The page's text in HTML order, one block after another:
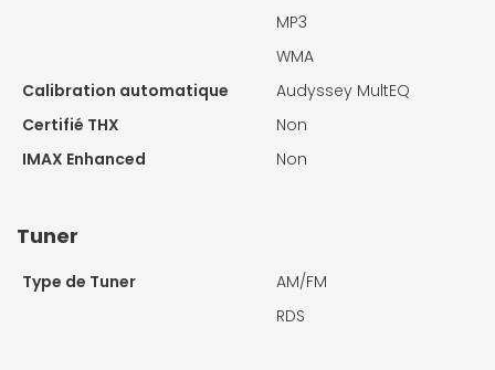
MP3
WMA
Calibration automatique
Audyssey MultEQ
Certifié THX
Non
IMAX Enhanced
Non
Tuner
Type de Tuner
AM/FM
RDS